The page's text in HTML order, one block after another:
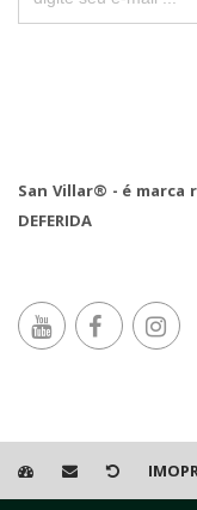
San Villar® - é marca
DEFERIDA